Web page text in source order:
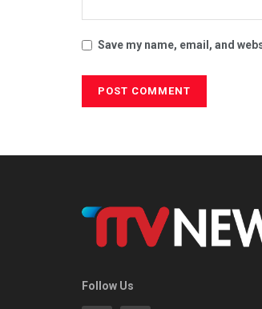
Save my name, email, and
Follow Us